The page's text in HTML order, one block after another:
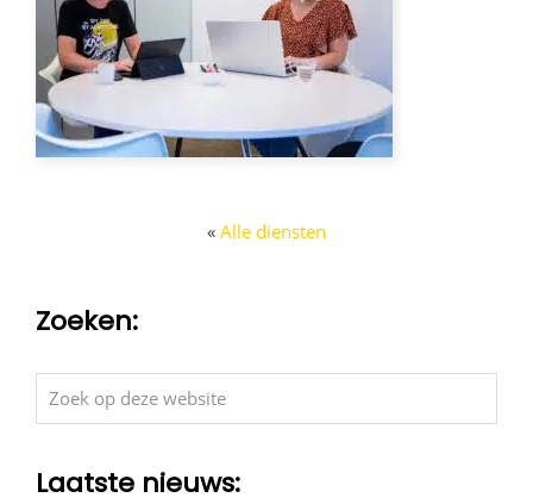
« Alle diensten
Zoeken:
Zoek
op
website
Laatste nieuws: